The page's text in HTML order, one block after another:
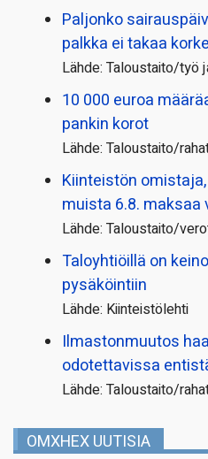
Paljonko
palkka ei takaa
Lähde: Taloustaito/työ
10 000 euroa
pankin korot
Lähde: Taloustaito/
Kiinteistön
muista 6.8. maksaa
Lähde: Taloustaito/
Taloyhtiöillä on
pysäköintiin
Lähde: Kiinteistölehti
Ilmastonmuutos
odotettavissa
Lähde: Taloustaito/
OMXHEX UUTISIA